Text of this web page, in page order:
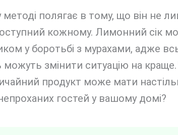
методі полягає в тому, що він не
кожному. Лимонний сік
у боротьбі з мурахами, адже
можуть змінити ситуацію на
продукт може мати
гостей у вашому домі?